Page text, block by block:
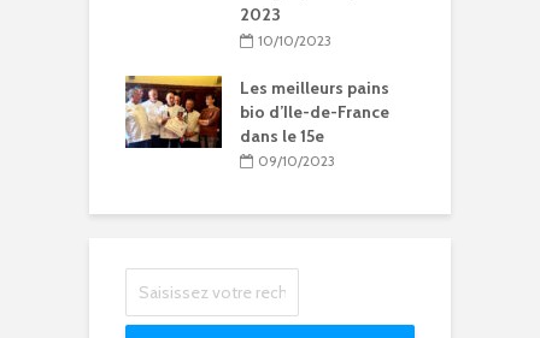
2023
10/10/2023
Les meilleurs pains
bio d’Ile-de-France
dans le 15e
09/10/2023